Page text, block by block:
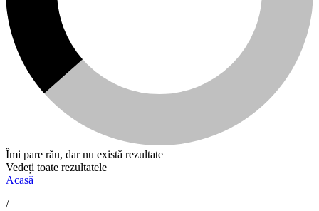
Îmi pare rău, dar nu există rezultate
Vedeți toate rezultatele
Acasă
/